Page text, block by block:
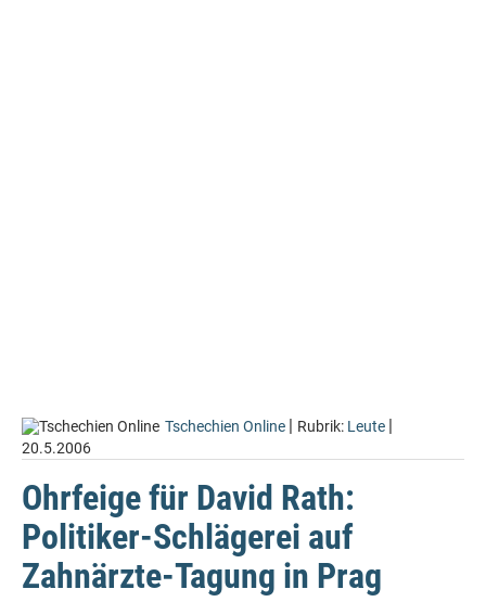
Tschechien Online | Rubrik: Leute |
20.5.2006
Ohrfeige für David Rath:
Politiker-Schlägerei auf
Zahnärzte-Tagung in Prag